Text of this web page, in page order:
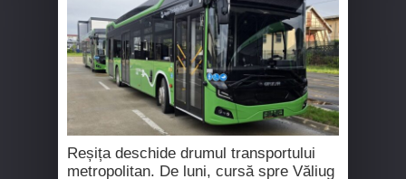
Reșița deschide drumul transportului
metropolitan. De luni, cursă spre Văliug